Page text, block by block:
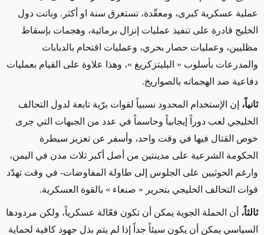
عملية عسكرية كبرى، ومعقّدة، تستغرق سنة او أكثر. وباتت دول
الخليج قادرة على تنفيذ عمليات إنزال برمائية، وهجمات بإسقاط
مظليين، وعمليات حصار بحري، وعمليات اقتحام بالدبابات
والمدرعات بأسلوب « البليتزكريغ »، وهذا علاوة على القيام بعمليات
دفاعية ضد الهجماته بالصواريخ.
ثانياً، إن الإستخدام المحدود نسبياً لقوات برّية تابعة لدول التحالف
الخليجي لعب دوراً إيجابياً وحاسماً في عدد من الجبهات التي جرى
خوص القتال فيها في وقت واحد، وأسفر عن تعزيز سيطرة
الحكومة الشرعية على مدينتين من أصل أكبر ثلاث مدن في اليمن،
وارغم الحوثيين على الجلوس إلى طاولة المفاوضات- في وقت تهدّد
قوات التحالف الخليجي بتحرير « صنعاء » بالقوة العسكرية.
ثالثاً، أن الحملة الجوية يمكن أن تكون فعّالة عسكرياً، ولكن مردودها
السياسي يمكن أن يكون سيئاً جداً إذا لم يتم بذل جهود كافية لحماية